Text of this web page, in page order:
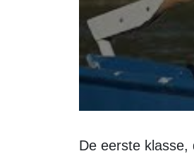
De eerste klasse, de NK Lelievlet Scouts, is bedoeld voor deelnemers tot 15 jaar